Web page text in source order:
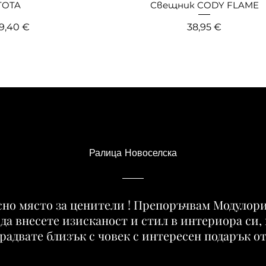
цена
€
Свещник CODY FLAME
Цена
38,95 €
Ралица Новоселска
място за ценители ! Препоръчвам
внесете изисканост и стил в интериора си,
близък с човек с интересен подарък